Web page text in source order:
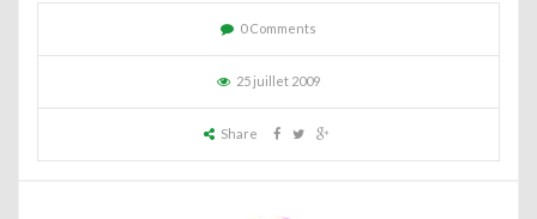
0 Comments
25 juillet 2009
Share